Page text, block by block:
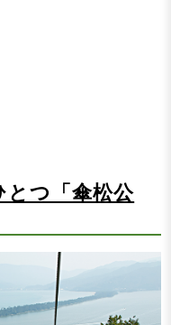
とつ「傘松公